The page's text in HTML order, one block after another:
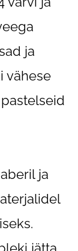
ja
vähese
ja